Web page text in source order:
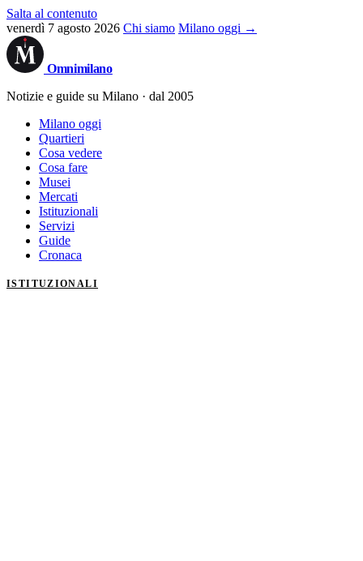
Salta al contenuto
venerdì 7 agosto 2026 Chi siamo Milano oggi →
Omnimilano
Notizie e guide su Milano · dal 2005
Milano oggi
Quartieri
Cosa vedere
Cosa fare
Musei
Mercati
Istituzionali
Servizi
Guide
Cronaca
ISTITUZIONALI